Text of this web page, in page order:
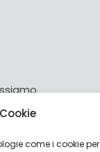
come i cookie per